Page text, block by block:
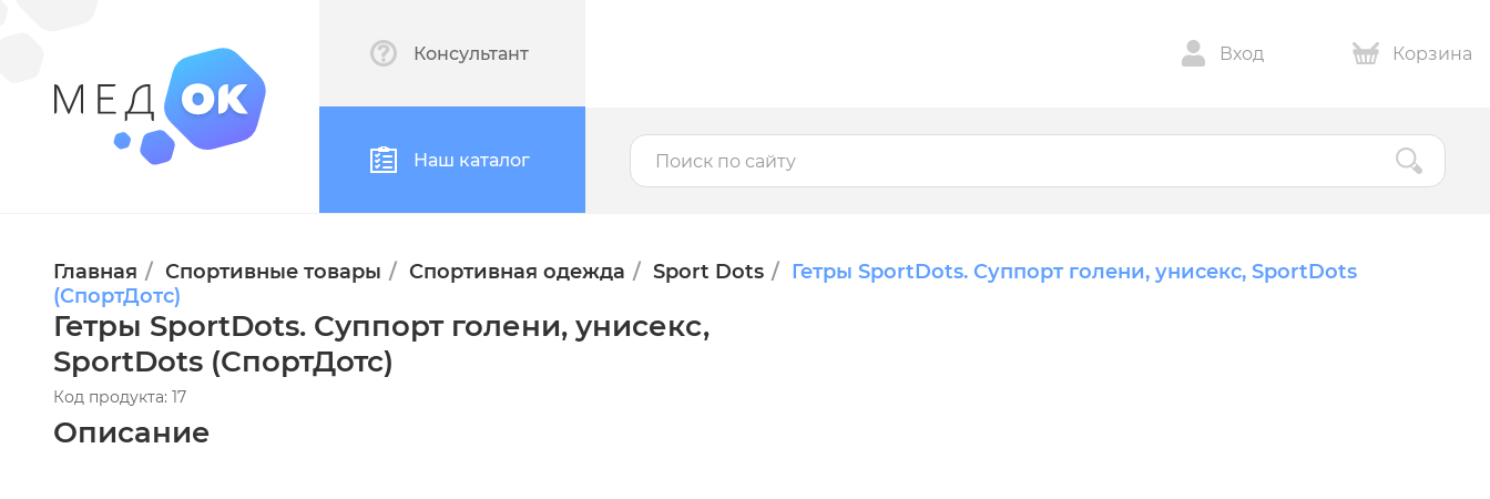
Консультант
Наш каталог
Вход Корзина
Главная Спортивные товары Спортивная одежда Sport Dots
Гетры SportDots. Суппорт голени, унисекс, SportDots
(СпортДотс)
Гетры SportDots. Суппорт голени, унисекс,
SportDots (СпортДотс)
Код продукта: 17
Описание